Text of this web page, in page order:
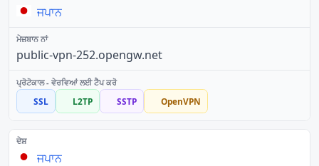
ਜਪਾਨ
public-vpn-252.opengw.net
SSL L2TP SSTP OpenVPN
ਜਪਾਨ